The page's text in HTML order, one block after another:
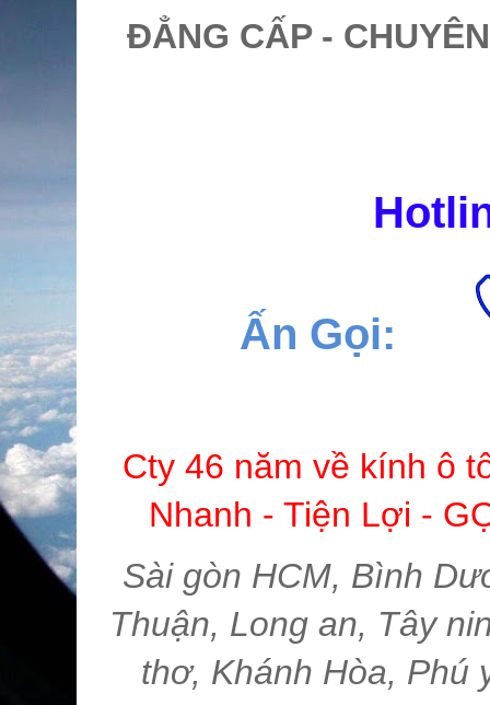
ĐẲNG CẤP -
Ấn Gọi:
Cty 46 năm về kính ô
Nhanh - Tiện Lợi -
Sài gòn HCM, Bình
Thuận, Long an, Tây
thơ, Khánh Hòa, Phú